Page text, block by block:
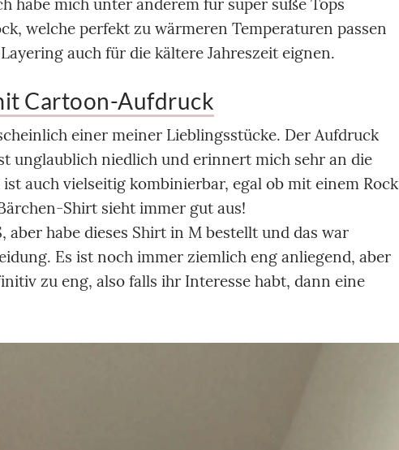
habe mich unter anderem für super süße Tops
welche perfekt zu wärmeren Temperaturen passen
auch für die kältere Jahreszeit eignen.
Cartoon-Aufdruck
einer meiner Lieblingsstücke. Der Aufdruck
unglaublich niedlich und erinnert mich sehr an die
auch vielseitig kombinierbar, egal ob mit einem Rock
Shirt sieht immer gut aus!
aber habe dieses Shirt in M bestellt und das war
Es ist noch immer ziemlich eng anliegend, aber
zu eng, also falls ihr Interesse habt, dann eine